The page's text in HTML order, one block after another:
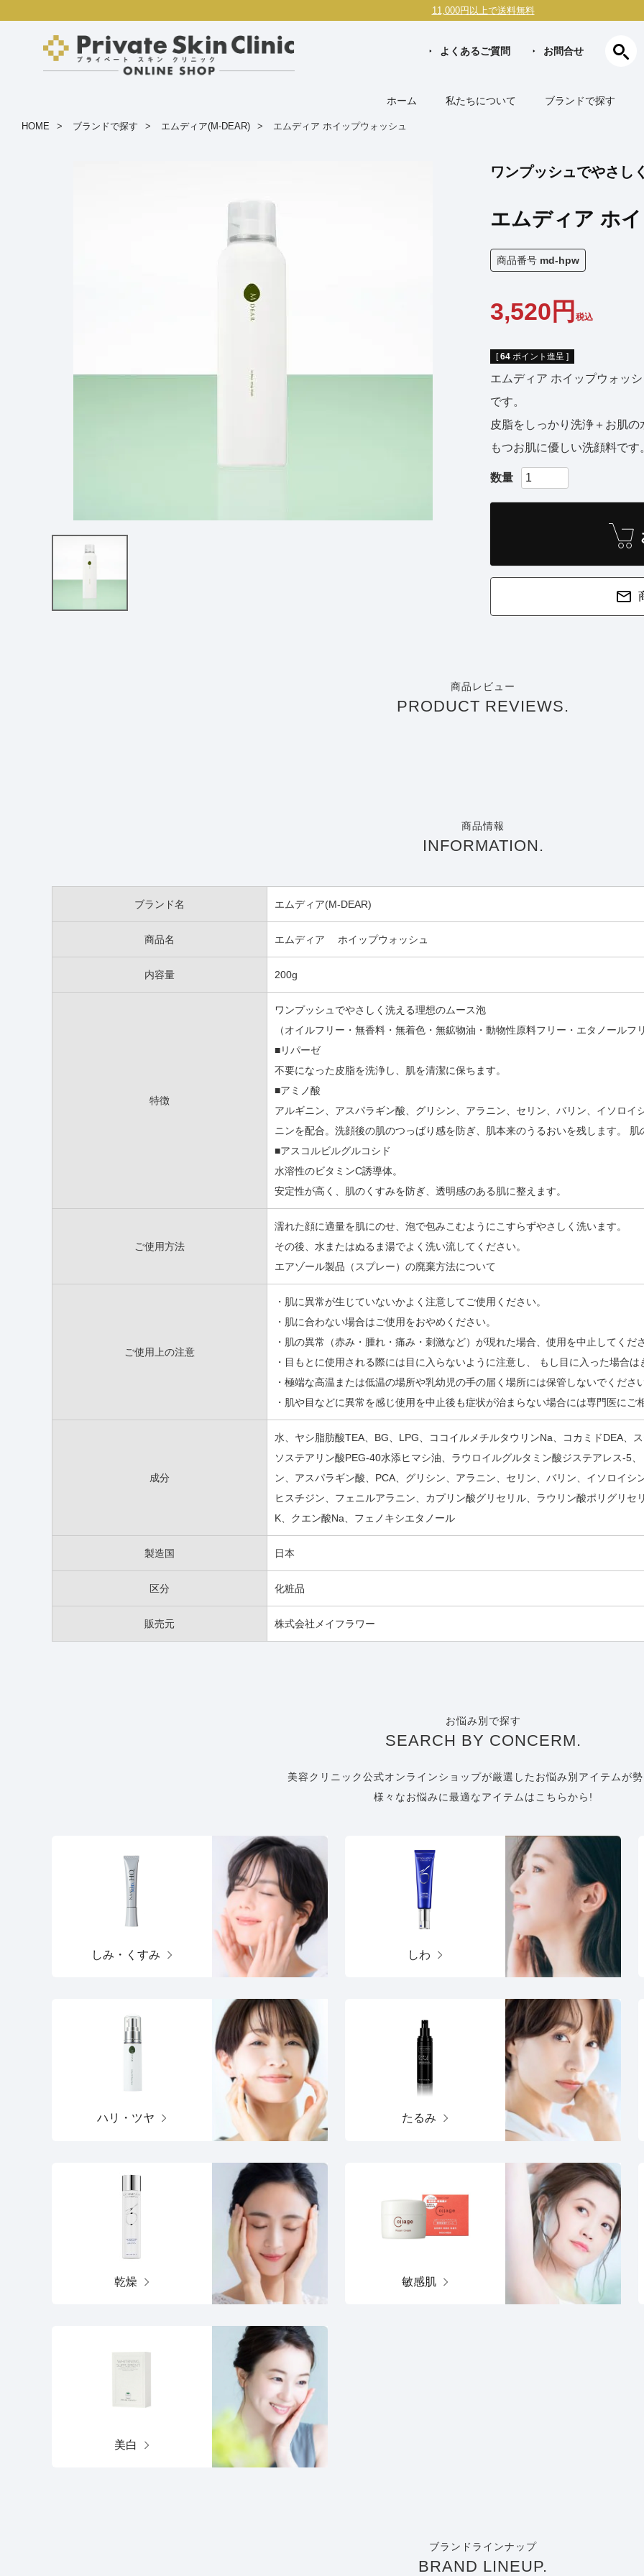
11,000円以上で送料無料
よくあるご質問 お問合せ
ホーム 私たちについて ブランドで探す
HOME ブランドで探す エムディア(M-DEAR) エムディア ホイップウォッシュ
ワンプッシュでやさし
エムディア ホ
商品番号 md-hpw
3,520 税込
[ 64 ポイント進呈 ]
エムディア ホイップウォッ
です。
皮脂をしっかり洗浄＋お肌
もつお肌に優しい洗顔料です
商品レビュー
PRODUCT REVIEWS.
商品情報
INFORMATION.
ブランド名 エムディア(M-DEAR)
商品名 エムディア ホイップウォッシュ
内容量 200g
特徴
ワンプッシュでやさしく洗える理想のムース泡
（オイルフリー・無香料・無着色・無鉱物油・動物性原料フリー・エタノールフ
■リパーゼ
不要になった皮脂を洗浄し、肌を清潔に保ちます。
■アミノ酸
アルギニン、アスパラギン酸、グリシン、アラニン、セリン、バリン、イソロ
ニンを配合。洗顔後の肌のつっばり感を防ぎ、肌本来のうるおいを残します。
■アスコルビルグルコシド
水溶性のビタミンC誘導体。
安定性が高く、肌のくすみを防ぎ、透明感のある肌に整えます。
ご使用方法
濡れた顔に適量を肌にのせ、泡で包みこむようにこすらずやさしく洗います。
その後、水またはぬるま湯でよく洗い流してください。
エアゾール製品（スプレー）の廃棄方法について
ご使用上の注意
・肌に異常が生じていないかよく注意してご使用ください。
・肌に合わない場合はご使用をおやめください。
・肌の異常（赤み・腫れ・痛み・刺激など）が現れた場合、使用を中止してくだ
・目もとに使用される際には目に入らないように注意し、 もし目に入った場合
・極端な高温または低温の場所や乳幼児の手の届く場所には保管しないでくださ
・肌や目などに異常を感じ使用を中止後も症状が治まらない場合には専門医にご
成分
水、ヤシ脂肪酸TEA、BG、LPG、ココイルメチルタウリンNa、コカミドDEA、
ソステアリン酸PEG-40水添ヒマシ油、ラウロイルグルタミン酸ジステアレス-5
ン、アスパラギン酸、PCA、グリシン、アラニン、セリン、バリン、イソロイ
ヒスチジン、フェニルアラニン、カプリン酸グリセリル、ラウリン酸ポリグリ
K、クエン酸Na、フェノキシエタノール
製造国 日本
区分 化粧品
販売元 株式会社メイフラワー
お悩み別で探す
SEARCH BY CONCERM.
美容クリニック公式オンラインショップが厳選したお悩み別アイテムが
様々なお悩みに最適なアイテムはこちらから!
しみ・くすみ しわ
ハリ・ツヤ たるみ
乾燥 敏感肌
美白
ブランドラインナップ
BRAND LINEUP.